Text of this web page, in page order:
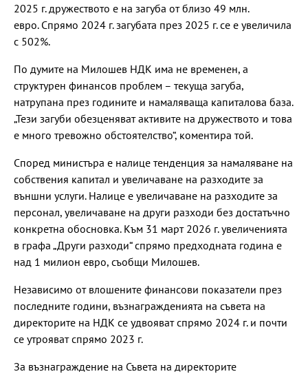
2025 г. дружеството е на загуба от близо 49 млн.
евро. Спрямо 2024 г. загубата през 2025 г. се е увеличила
с 502%.
По думите на Милошев НДК има не временен, а
структурен финансов проблем – текуща загуба,
натрупана през годините и намаляваща капиталова база.
„Тези загуби обезценяват активите на дружеството и това
е много тревожно обстоятелство“, коментира той.
Според министъра е налице тенденция за намаляване на
собствения капитал и увеличаване на разходите за
външни услуги. Налице е увеличаване на разходите за
персонал, увеличаване на други разходи без достатъчно
конкретна обосновка. Към 31 март 2026 г. увеличенията
в графа „Други разходи“ спрямо предходната година е
над 1 милион евро, съобщи Милошев.
Независимо от влошените финансови показатели през
последните години, възнагражденията на съвета на
директорите на НДК се удвояват спрямо 2024 г. и почти
се утрояват спрямо 2023 г.
За възнаграждение на Съвета на директорите